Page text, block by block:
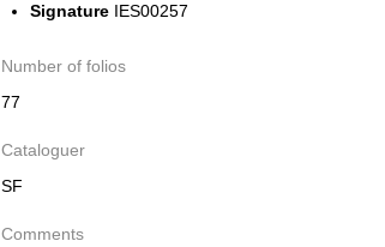
Signature IES00257
Number of folios
77
Cataloguer
SF
Comments